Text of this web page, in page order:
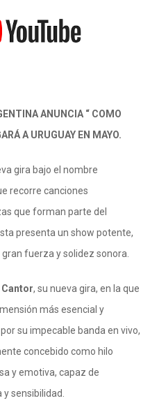
ANUNCIA “ COMO
A URUGUAY EN MAYO.
gira bajo el nombre
recorre canciones
que forman parte del
presenta un show potente,
fuerza y solidez sonora.
Cantor, su nueva gira, en la que
más esencial y
su impecable banda en vivo,
concebido como hilo
y emotiva, capaz de
sensibilidad.